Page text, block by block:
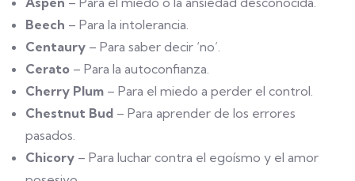
Beech – Para la intolerancia.
Centaury – Para saber decir ‘no’.
Cerato – Para la autoconfianza.
Cherry Plum – Para el miedo a perder el control.
Chestnut Bud – Para aprender de los errores
pasados.
Chicory – Para luchar contra el egoísmo y el amor